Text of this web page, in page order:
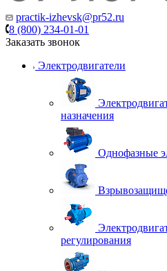
practik-izhevsk@pr52.ru
8 (800) 234-01-01
Заказать звонок
Электродвигатели
назначения
Однофазные
регулирования